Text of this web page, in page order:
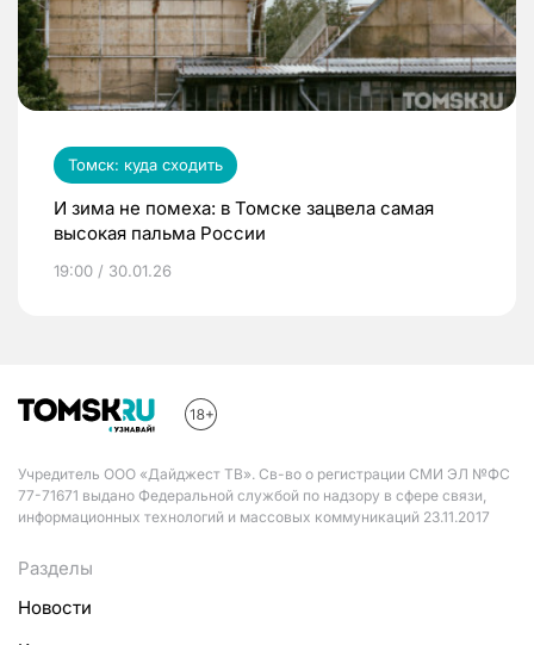
Томск: куда сходить
И зима не помеха: в Томске зацвела самая
высокая пальма России
19:00 / 30.01.26
Учредитель ООО «Дайджест ТВ». Св-во о регистрации СМИ ЭЛ №ФС
77-71671 выдано Федеральной службой по надзору в сфере связи,
информационных технологий и массовых коммуникаций 23.11.2017
Разделы
Новости